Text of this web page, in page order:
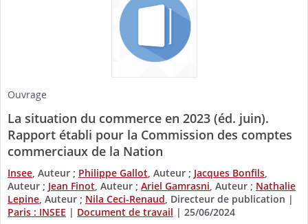
Ouvrage
La situation du commerce en 2023 (éd. juin).
Rapport établi pour la Commission des comptes
commerciaux de la Nation
Insee , Auteur ; Philippe Gallot , Auteur ; Jacques Bonfils
Auteur ; Jean Finot , Auteur ; Ariel Gamrasni , Auteur ; Nathalie
Lepine , Auteur ; Nila Ceci-Renaud , Directeur de publication |
Paris : INSEE | Document de travail | 25/06/2024